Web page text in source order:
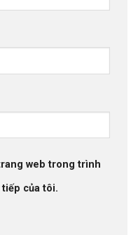
web trong trình
của tôi.